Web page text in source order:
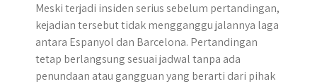
Meski terjadi insiden serius sebelum pertandingan,
kejadian tersebut tidak mengganggu jalannya laga
antara Espanyol dan Barcelona. Pertandingan
tetap berlangsung sesuai jadwal tanpa ada
penundaan atau gangguan yang berarti dari pihak